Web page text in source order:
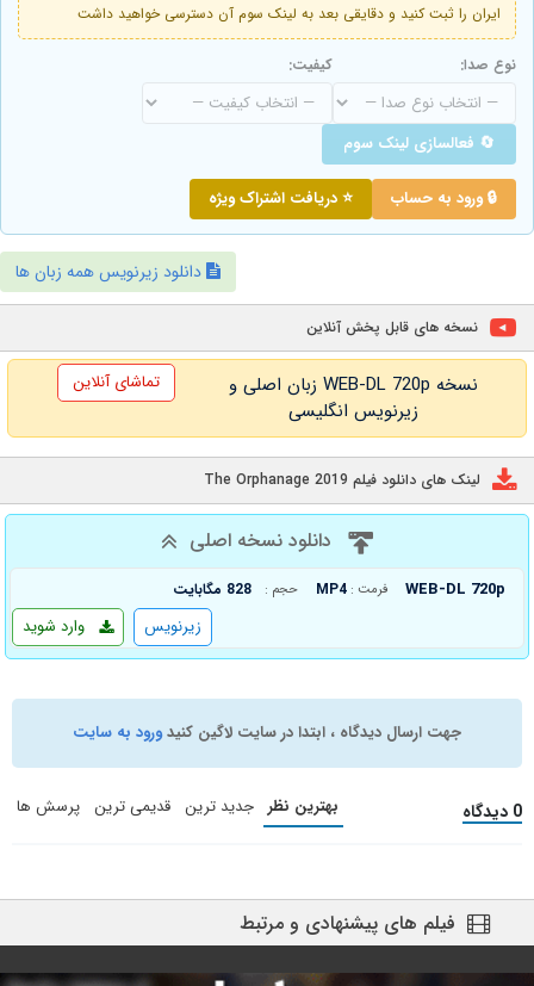
ایران را ثبت کنید و دقایقی بعد به لینک سوم آن دسترسی خواهید داشت
نوع صدا: کیفیت:
🔄 فعالسازی لینک سوم
🔒 ورود به حساب ⭐ دریافت اشتراک ویژه
دانلود زیرنویس همه زبان ها
نسخه های قابل پخش آنلاین
نسخه WEB-DL 720p زبان اصلی و
زیرنویس انگلیسی
تماشای آنلاین
لینک های دانلود فیلم The Orphanage 2019
دانلود نسخه اصلی
WEB-DL 720p فرمت : MP4 حجم : 828 مگابایت
وارد شوید زیرنویس
جهت ارسال دیدگاه ، ابتدا در سایت لاگین کنیدورود به سایت
0 دیدگاه بهترین نظر جدید ترین قدیمی ترین پرسش ها
فیلم های پیشنهادی و مرتبط